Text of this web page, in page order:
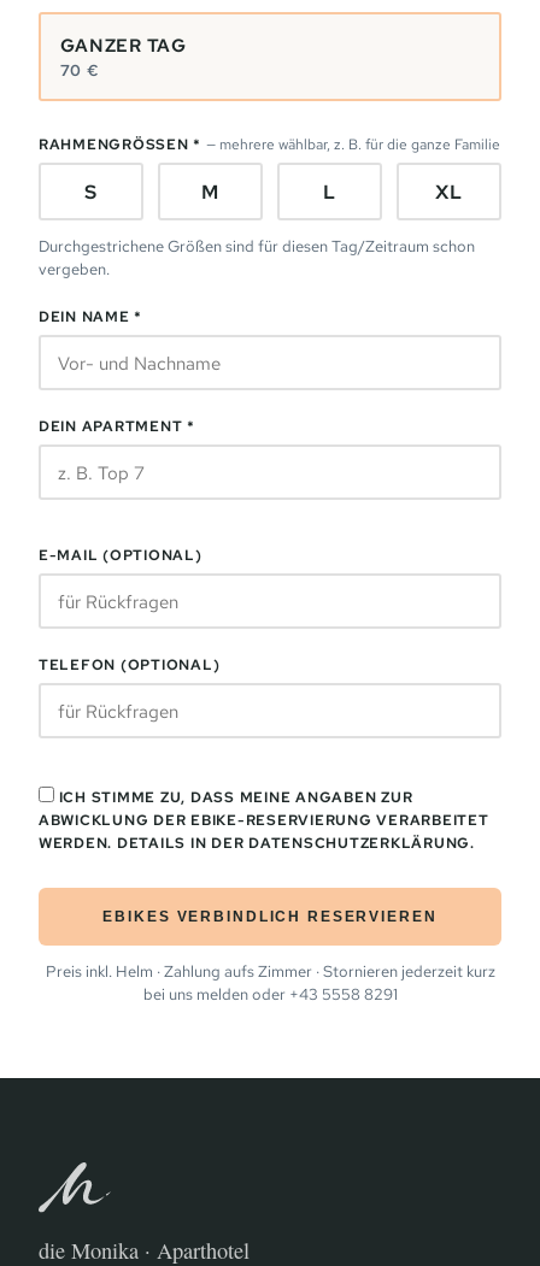
GANZER TAG
70 €
RAHMENGRÖSSEN * — mehrere wählbar, z. B. für die ganze Familie
S M L XL
Durchgestrichene Größen sind für diesen Tag/Zeitraum schon
vergeben.
DEIN NAME *
DEIN APARTMENT *
E-MAIL (OPTIONAL)
TELEFON (OPTIONAL)
ICH STIMME ZU, DASS MEINE ANGABEN ZUR
ABWICKLUNG DER EBIKE-RESERVIERUNG VERARBEITET
WERDEN. DETAILS IN DER DATENSCHUTZERKLÄRUNG.
EBIKES VERBINDLICH RESERVIEREN
Preis inkl. Helm · Zahlung aufs Zimmer · Stornieren jederzeit kurz
bei uns melden oder +43 5558 8291
die Monika · Aparthotel